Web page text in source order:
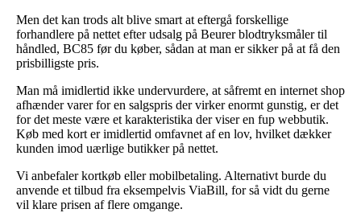
Men det kan trods alt blive smart at eftergå forskellige
forhandlere på nettet efter udsalg på Beurer blodtryksmåler til
håndled, BC85 før du køber, sådan at man er sikker på at få den
prisbilligste pris.
Man må imidlertid ikke undervurdere, at såfremt en internet shop
afhænder varer for en salgspris der virker enormt gunstig, er det
for det meste være et karakteristika der viser en fup webbutik.
Køb med kort er imidlertid omfavnet af en lov, hvilket dækker
kunden imod uærlige butikker på nettet.
Vi anbefaler kortkøb eller mobilbetaling. Alternativt burde du
anvende et tilbud fra eksempelvis ViaBill, for så vidt du gerne
vil klare prisen af flere omgange.